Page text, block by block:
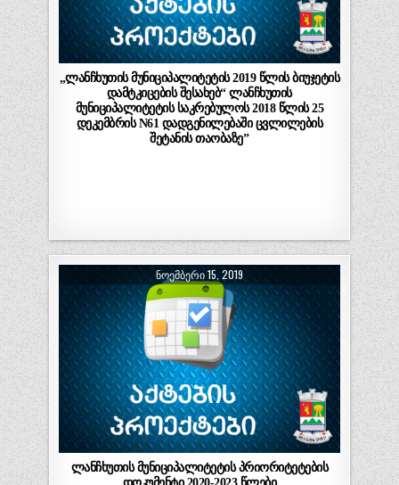
„ლანჩხუთის მუნიციპალიტეტის 2019 წლის ბიუჯეტის
დამტკიცების შესახებ“ ლანჩხუთის
მუნიციპალიტეტის საკრებულოს 2018 წლის 25
დეკემბრის N61 დადგენილებაში ცვლილების
შეტანის თაობაზე”
ᲜᲝᲔᲛᲑᲔᲠᲘ 15, 2019
ლანჩხუთის მუნიციპალიტეტის პრიორიტეტების